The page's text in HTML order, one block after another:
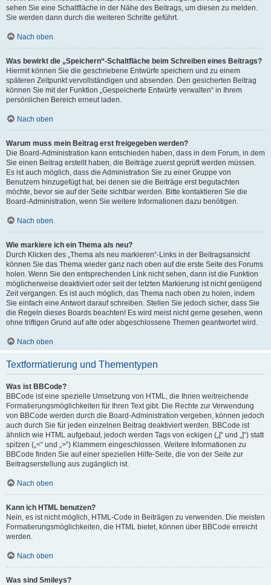
sehen Sie eine Schaltfläche in der Nähe des Beitrags, um diesen zu melden.
Sie werden dann durch die weiteren Schritte geführt.
Nach oben
Was bewirkt die „Speichern“-Schaltfläche beim Schreiben eines Beitrags?
Hiermit können Sie die geschriebene Entwürfe speichern und zu einem
späteren Zeitpunkt vervollständigen und absenden. Den gesicherten Beitrag
können Sie mit der Funktion „Gespeicherte Entwürfe verwalten“ in Ihrem
persönlichen Bereich erneut laden.
Nach oben
Warum muss mein Beitrag erst freigegeben werden?
Die Board-Administration kann entschieden haben, dass in dem Forum, in dem
Sie einen Beitrag erstellt haben, die Beiträge zuerst geprüft werden müssen.
Es ist auch möglich, dass die Administration Sie zu einer Gruppe von
Benutzern hinzugefügt hat, bei denen sie die Beiträge erst begutachten
möchte, bevor sie auf der Seite sichtbar werden. Bitte kontaktieren Sie die
Board-Administration, wenn Sie weitere Informationen dazu benötigen.
Nach oben
Wie markiere ich ein Thema als neu?
Durch Klicken des „Thema als neu markieren“-Links in der Beitragsansicht
können Sie das Thema wieder ganz nach oben auf die erste Seite des Forums
holen. Wenn Sie den entsprechenden Link nicht sehen, dann ist die Funktion
möglicherweise deaktiviert oder seit der letzten Markierung ist nicht genügend
Zeit vergangen. Es ist auch möglich, das Thema nach oben zu holen, indem
Sie einfach eine Antwort darauf schreiben. Stellen Sie jedoch sicher, dass Sie
die Regeln dieses Boards beachten! Es wird meist nicht gerne gesehen, wenn
ohne triftigen Grund auf alte oder abgeschlossene Themen geantwortet wird.
Nach oben
Textformatierung und Thementypen
Was ist BBCode?
BBCode ist eine spezielle Umsetzung von HTML, die Ihnen weitreichende
Formatierungsmöglichkeiten für Ihren Text gibt. Die Rechte zur Verwendung
von BBCode werden durch die Board-Administration vergeben, können jedoch
auch durch Sie für jeden einzelnen Beitrag deaktiviert werden. BBCode ist
ähnlich wie HTML aufgebaut, jedoch werden Tags von eckigen („[“ und „]“) statt
spitzen („<“ und „>“) Klammern eingeschlossen. Weitere Informationen zu
BBCode finden Sie auf einer speziellen Hilfe-Seite, die von der Seite zur
Beitragserstellung aus zugänglich ist.
Nach oben
Kann ich HTML benutzen?
Nein, es ist nicht möglich, HTML-Code in Beiträgen zu verwenden. Die meisten
Formatierungsmöglichkeiten, die HTML bietet, können über BBCode erreicht
werden.
Nach oben
Was sind Smileys?